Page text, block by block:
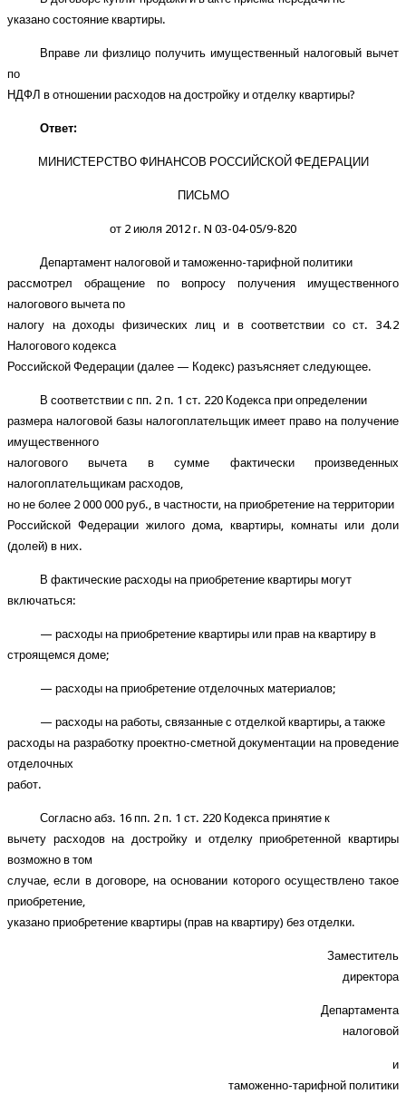
указано состояние квартиры.
Вправе ли физлицо получить имущественный налоговый вычет
по
НДФЛ в отношении расходов на достройку и отделку квартиры?
Ответ:
МИНИСТЕРСТВО ФИНАНСОВ РОССИЙСКОЙ ФЕДЕРАЦИИ
ПИСЬМО
от 2 июля 2012 г. N 03-04-05/9-820
Департамент налоговой и таможенно-тарифной политики
рассмотрел обращение по вопросу получения имущественного
налогового вычета по
налогу на доходы физических лиц и в соответствии со ст. 34.2
Налогового кодекса
Российской Федерации (далее — Кодекс) разъясняет следующее.
В соответствии с пп. 2 п. 1 ст. 220 Кодекса при определении
размера налоговой базы налогоплательщик имеет право на получение
имущественного
налогового вычета в сумме фактически произведенных
налогоплательщикам расходов,
но не более 2 000 000 руб., в частности, на приобретение на территории
Российской Федерации жилого дома, квартиры, комнаты или доли
(долей) в них.
В фактические расходы на приобретение квартиры могут
включаться:
— расходы на приобретение квартиры или прав на квартиру в
строящемся доме;
— расходы на приобретение отделочных материалов;
— расходы на работы, связанные с отделкой квартиры, а также
расходы на разработку проектно-сметной документации на проведение
отделочных
работ.
Согласно абз. 16 пп. 2 п. 1 ст. 220 Кодекса принятие к
вычету расходов на достройку и отделку приобретенной квартиры
возможно в том
случае, если в договоре, на основании которого осуществлено такое
приобретение,
указано приобретение квартиры (прав на квартиру) без отделки.
Заместитель
директора
Департамента
налоговой
и
таможенно-тарифной политики